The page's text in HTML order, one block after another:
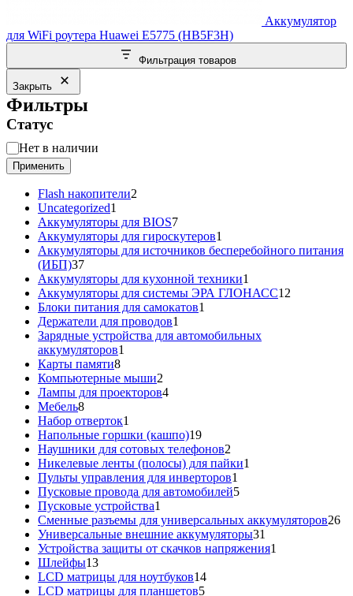
Аккумулятор
для WiFi роутера Huawei E5775 (HB5F3H)
Фильтрация товаров
Закрыть
Фильтры
Статус
Статус
Нет в наличии
Применить
Flash накопители2
Uncategorized1
товар
Аккумуляторы для BIOS77
товаров
Аккумуляторы для гироскутеров1
товар
Аккумуляторы для источников бесперебойного питания
(ИБП)3737
товаров
Аккумуляторы для кухонной техники1
товар
Аккумуляторы для системы ЭРА ГЛОНАСС12
Блоки питания для самокатов1
Держатели для проводов1
товар
Зарядные устройства для автомобильных
аккумуляторов1
Карты памяти88
товаров
Компьютерные мыши2
товара
Лампы для проекторов44
Мебель88
товаров
Набор отверток1
товар
Напольные горшки (кашпо)1919
товаров
Наушники для сотовых телефонов2
товара
Никелевые ленты (полосы) для пайки1
Пульты управления для инверторов1
товар
Пусковые провода для автомобилей55
Пусковые устройства1
товар
Сменные разъемы для универсальных аккумуляторов2626
Универсальные внешние аккумуляторы31
товар
Устройства защиты от скачков напряжения1
Шлейфы1313
товаров
LCD матрицы для ноутбуков1414
LCD матрицы для планшетов55